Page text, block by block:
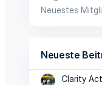
Neuestes
Neueste
Clarity